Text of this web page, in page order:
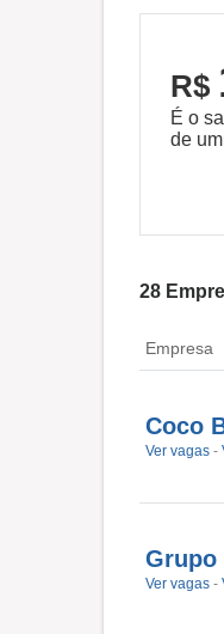
R$
É o
de
28
Empresa
Coco
Ver vagas -
Grupo
Ver vagas -